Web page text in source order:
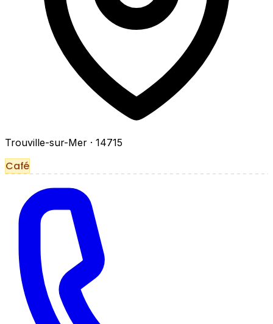
Trouville-sur-Mer · 14715
Café